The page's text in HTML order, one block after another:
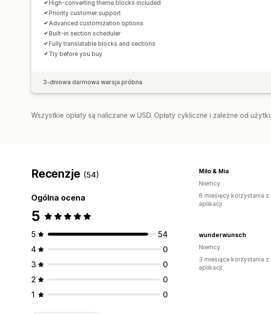
High-converting theme blocks included
Priority customer support
Advanced customization options
Built-in section scheduler
Fully translatable blocks and sections
Try before you buy
3-dniowa darmowa wersja próbna
Wszystkie opłaty są naliczane w USD. Opłaty cykliczne i zależne od
Recenzje (54)
Ogólna ocena
5
5
54
4
0
3
0
2
0
1
0
Milo & Mia
Niemcy
6 miesięcy korzystania z
aplikacji
wunderwunsch
Niemcy
3 miesiące korzystania z
aplikacji